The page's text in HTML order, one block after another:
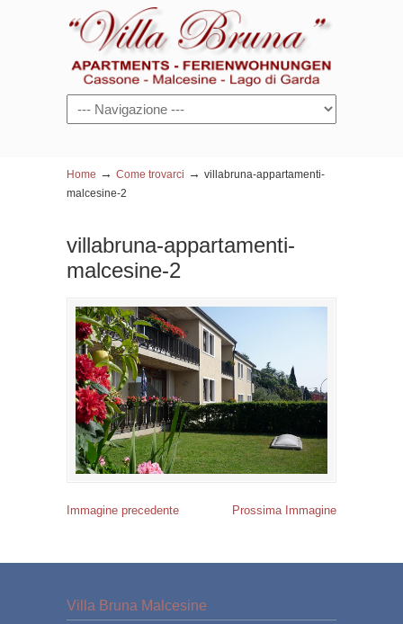
Navigazione
Home → Come trovarci → villabruna-appartamenti-
malcesine-2
villabruna-appartamenti-
malcesine-2
Immagine precedente Prossima Immagine
Villa Bruna Malcesine